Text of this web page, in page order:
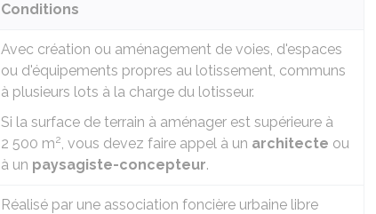
Conditions
Avec création ou aménagement de voies, d'espaces
ou d'équipements propres au lotissement, communs
à plusieurs lots à la charge du lotisseur.
Si la surface de terrain à aménager est supérieure à
2 500 m2, vous devez faire appel à un architecte ou
à un paysagiste-concepteur.
Réalisé par une association foncière urbaine libre